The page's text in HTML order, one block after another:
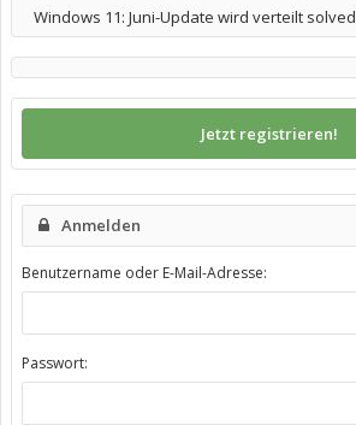
Windows 11: Juni-Update wird verteilt solved
Jetzt registrieren!
Anmelden
Benutzername oder E-Mail-Adresse:
Passwort: